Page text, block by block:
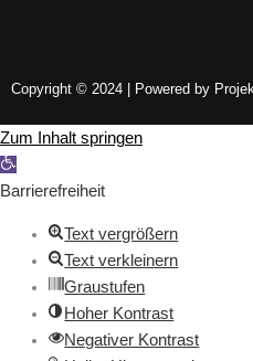
Copyright © 2024 | Powered by
Zum Inhalt springen
Werkzeugleiste
öffnen
Barrierefreiheit
Text vergrößern
Text verkleinern
Graustufen
Hoher Kontrast
Negativer Kontrast